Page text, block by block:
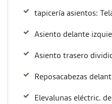
tapicería asientos:
Asiento delante
Asiento trasero
Reposacabezas
Elevalunas eléctric.